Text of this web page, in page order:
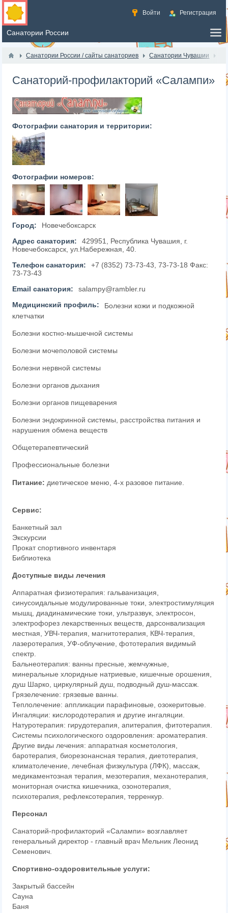
Войти Регистрация
Санатории России / сайты санаториев Санатории Чувашии
Санаторий-профилакторий «Салампи»
Фотографии санатория и территории:
Фотографии номеров:
Город:
Новечебоксарск
Адрес санатория:
429951, Республика Чувашия, г.
Новечебоксарск, ул.Набережная, 40.
Телефон санатория:
+7 (8352) 73-73-43, 73-73-18 Факс:
73-73-43
Email санатория:
salampy@rambler.ru
Медицинский профиль:
Болезни кожи и подкожной
клетчатки
Болезни костно-мышечной системы
Болезни мочеполовой системы
Болезни нервной системы
Болезни органов дыхания
Болезни органов пищеварения
Болезни эндокринной системы, расстройства питания и
нарушения обмена веществ
Общетерапевтический
Профессиональные болезни
Питание: диетическое меню, 4-х разовое питание.
Сервис:
Банкетный зал
Экскурсии
Прокат спортивного инвентаря
Библиотека
Доступные виды лечения
Аппаратная физиотерапия: гальванизация,
синусоидальные модулированные токи, электростимуляция
мышц, диадинамические токи, ультразвук, электросон,
электрофорез лекарственных веществ, дарсонвализация
местная, УВЧ-терапия, магнитотерапия, КВЧ-терапия,
лазеротерапия, УФ-облучение, фототерапия видимый
спектр.
Бальнеотерапия: ванны пресные, жемчужные,
минеральные хлоридные натриевые, кишечные орошения,
душ Шарко, циркулярный душ, подводный душ-массаж.
Грязелечение: грязевые ванны.
Теплолечение: аппликации парафиновые, озокеритовые.
Ингаляции: кислородотерапия и другие ингаляции.
Натуротерапия: гирудотерапия, апитерапия, фитотерапия.
Системы психологического оздоровления: ароматерапия.
Другие виды лечения: аппаратная косметология,
баротерапия, биорезонансная терапия, диетотерапия,
климатолечение, лечебная физкультура (ЛФК), массаж,
медикаментозная терапия, мезотерапия, механотерапия,
мониторная очистка кишечника, озонотерапия,
психотерапия, рефлексотерапия, терренкур.
Персонал
Санаторий-профилакторий «Салампи» возглавляет
генеральный директор - главный врач Мельник Леонид
Семенович.
Спортивно-оздоровительные услуги:
Закрытый бассейн
Сауна
Баня